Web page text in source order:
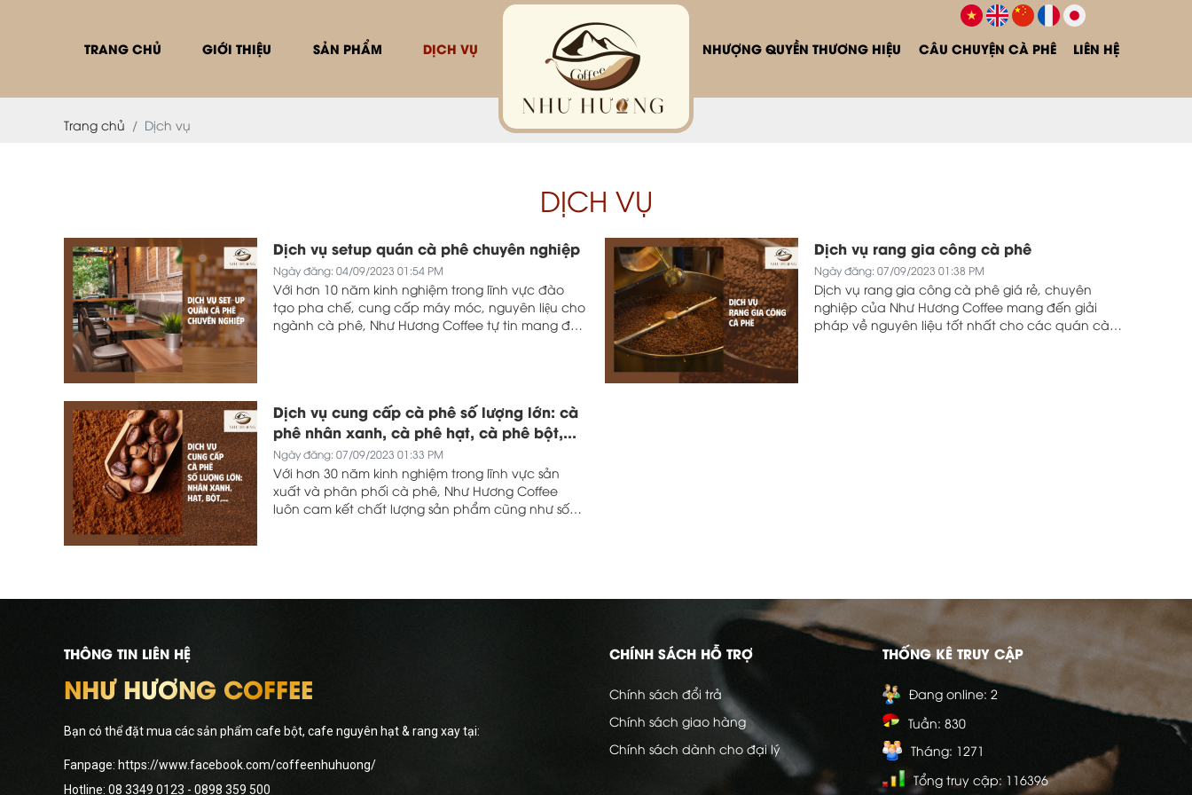
TRANG CHỦ GIỚI THIỆU SẢN PHẨM DỊCH VỤ NHƯỢNG QUYỀN THƯƠNG HIỆU CÂU CHUYỆN CÀ PHÊ LIÊN HỆ
Trang chủ Dịch vụ
DỊCH VỤ
Dịch vụ setup quán cà phê chuyên nghiệp
Ngày đăng: 04/09/2023 01:54 PM
Với hơn 10 năm kinh nghiệm trong lĩnh vực đào
tạo pha chế, cung cấp máy móc, nguyên liệu cho
ngành cà phê, Như Hương Coffee tự tin mang đến
Dịch vụ rang gia công cà phê
Ngày đăng: 07/09/2023 01:38 PM
Dịch vụ rang gia công cà phê giá rẻ, chuyên
nghiệp của Như Hương Coffee mang đến giải
pháp về nguyên liệu tốt nhất cho các quán cà
Dịch vụ cung cấp cà phê số lượng lớn: cà
phê nhân xanh, cà phê hạt, cà phê bột,...
Ngày đăng: 07/09/2023 01:33 PM
Với hơn 30 năm kinh nghiệm trong lĩnh vực sản
xuất và phân phối cà phê, Như Hương Coffee
luôn cam kết chất lượng sản phẩm cũng như số
THÔNG TIN LIÊN HỆ
NHƯ HƯƠNG COFFEE
Bạn có thể đặt mua các sản phẩm cafe bột, cafe nguyên hạt & rang xay tại:
Fanpage: https://www.facebook.com/coffeenhuhuong/
Hotline: 08 3349 0123 - 0898 359 500
CHÍNH SÁCH HỖ TRỢ
Chính sách đổi trả
Chính sách giao hàng
Chính sách dành cho đại lý
THỐNG KÊ TRUY CẬP
Đang online: 2
Tuần: 830
Tháng: 1271
Tổng truy cập: 116396